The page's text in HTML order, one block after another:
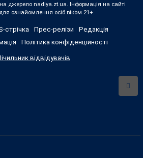
джерело nadiya.zt.ua. Інформація на сайті
ознайомлення осіб віком 21+.
стрічка Прес-релізи
Редакція
Політика конфіденційності